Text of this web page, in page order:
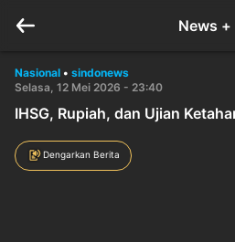
News +
Nasional • sindonews
Selasa, 12 Mei 2026 - 23:40
IHSG, Rupiah, dan Ujian
Dengarkan Berita